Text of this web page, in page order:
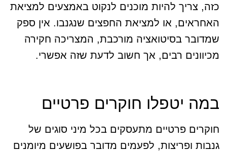
כזה, צריך להיות מוכנים לנקוט באמצעים למציאת
האחראים, או למציאת החפצים שנגנבו. אין ספק
שמדובר בסיטואציה מורכבת, המצריכה חקירה
מכיוונים רבים, אך חשוב לדעת שזה אפשרי.
במה יטפלו חוקרים פרטיים
חוקרים פרטיים מתעסקים בכל מיני סוגים של
גנבות ופריצות, לפעמים מדובר בפושעים מיומנים